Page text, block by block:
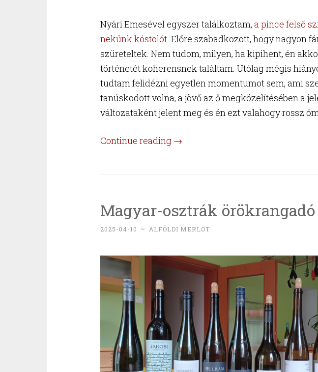
Nyári Emesével egyszer találkoztam, a pince felső
nekünk kóstolót. Előre szabadkozott, hogy nagyon
szüreteltek. Nem tudom, milyen, ha kipihent, én
történetét koherensnek találtam. Utólag mégis
tudtam felidézni egyetlen momentumot sem, ami
tanúskodott volna, a jövő az ő megközelítésében a
változataként jelent meg és én ezt valahogy rossz
Continue reading “Ha
Nyári
Pince
2024”
→
Magyar-osztrák örökrangadó
2025-04-10 ~ ALFÖLDI MERLOT